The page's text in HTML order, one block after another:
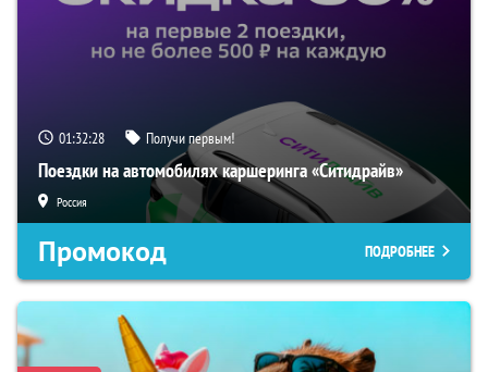
01:32:27 Получи первым!
Поездки на автомобилях каршеринга «Ситидрайв»
Россия
Промокод ПОДРОБНЕЕ